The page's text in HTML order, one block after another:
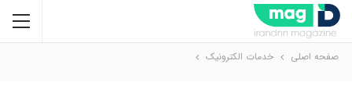
صفحه اصلی خدمات الکترونیک